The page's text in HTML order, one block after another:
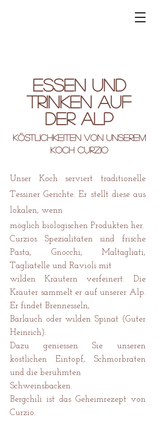
Essen und
Trinken auf
der Alp
Köstlichkeiten von unserem
Koch Curzio
Unser Koch serviert traditionelle
Tessiner Gerichte. Er stellt diese aus
lokalen, wenn
möglich biologischen Produkten her.
Curzios Spezialitäten sind frische
Pasta, Gnocchi, Maltagliati,
Tagliatelle und Ravioli mit
wilden Kräutern verfeinert. Die
Kräuter sammelt er auf unserer Alp.
Er findet Brennesseln,
Bärlauch oder wilden Spinat (Guter
Heinrich).
Dazu geniessen Sie unseren
köstlichen Eintopf, Schmorbraten
und die berühmten
Schweinsbacken.
Bergchili ist das Geheimrezept von
Curzio.